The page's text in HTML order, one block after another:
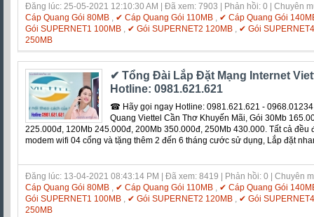
Đăng lúc: 25-05-2021 12:10:30 AM | Đã xem: 7903 | Phản hồi: 0 | Chuyên
Cáp Quang Gói 80MB
✔ Cáp Quang Gói 110MB
✔ Cáp Quang Gói
Gói SUPERNET1 100MB
✔ Gói SUPERNET2 120MB
✔ Gói
250MB
✔ Tổng Đài Lắp Đặt Mạng Internet
Hotline: 0981.621.621
☎ Hãy gọi ngay Hotline: 0981.621.621 -
Quang Viettel Cần Thơ Khuyến Mãi, Gói 30Mb
225.000đ, 120Mb 245.000đ, 200Mb 350.000đ, 250Mb 430.000. Tất cả
modem wifi 04 cổng và tặng thêm 2 đến 6 tháng cước sử dụng, Lắp đặt
Đăng lúc: 13-04-2021 08:43:14 PM | Đã xem: 8419 | Phản hồi: 0 | Chuyên
Cáp Quang Gói 80MB
✔ Cáp Quang Gói 110MB
✔ Cáp Quang Gói
Gói SUPERNET1 100MB
✔ Gói SUPERNET2 120MB
✔ Gói
250MB